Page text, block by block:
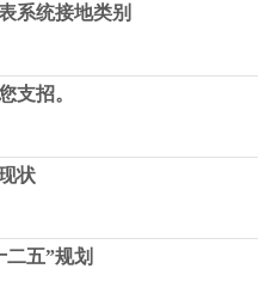
系统接地类别
支招。
状
五”规划